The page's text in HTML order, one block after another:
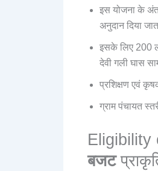
इस योजना के
अनुदान दिया
इसके लिए 200
देवी गली घास
प्रशिक्षण एवं
ग्राम पंचायत
बजट